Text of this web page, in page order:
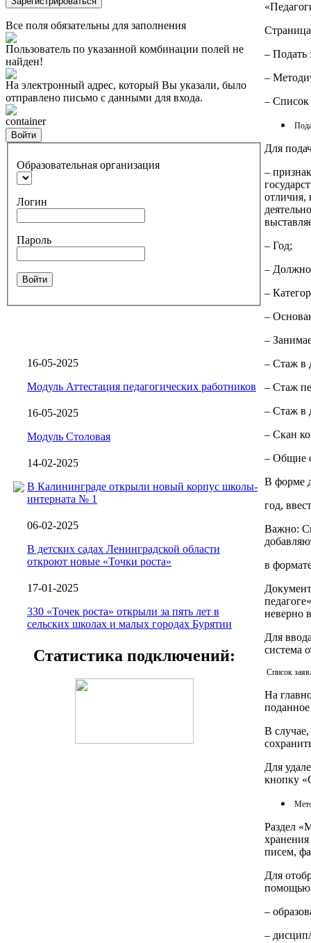
Все поля обязательны для заполнения
Пользователь по указанной комбинации полей не
найден!
На электронный адрес, который Вы указали, было
отправлено письмо с данными для входа.
container
Войти
Образовательная организация
Логин
Пароль
Войти
16-05-2025
Модуль Аттестация педагогических работников
16-05-2025
Модуль Столовая
14-02-2025
В Калининграде открыли новый корпус школы-
интерната № 1
06-02-2025
В детских садах Ленинградской области
откроют новые «Точки роста»
17-01-2025
330 «Точек роста» открыли за пять лет в
сельских школах и малых городах Бурятии
Статистика подключений:
– Подать
–
– Список
Для
–
отличия,
– Год;
–
–
–
–
– Стаж в
– Стаж
– Стаж в
– Скан
– Общие
В форме
год,
Важно:
в
неверно
Для
система
Список
На
поданное
В случае,
Для
кнопку
Раздел
писем,
Для
помощью
–
–